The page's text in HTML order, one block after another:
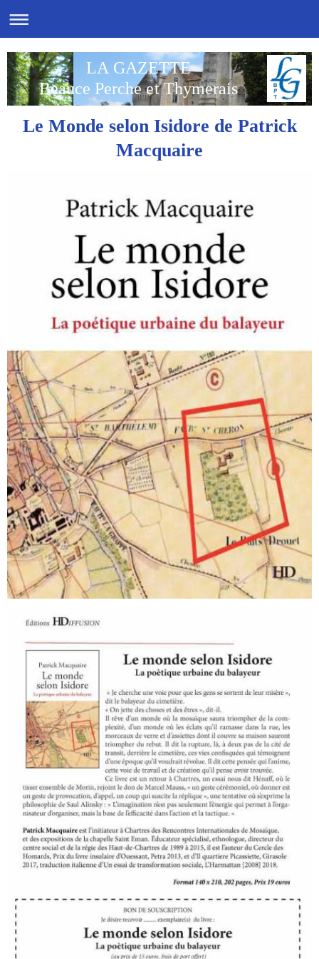
LA GAZETTE
Beauce Perche et Thymerais
Le Monde selon Isidore de Patrick
Macquaire